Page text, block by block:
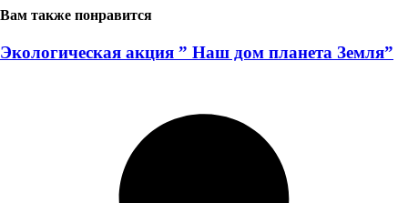
Вам также понравится
Экологическая акция ” Наш дом планета Земля”